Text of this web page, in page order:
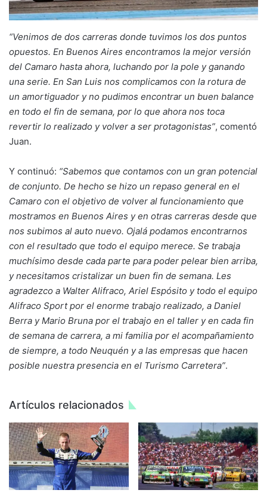
“Venimos de dos carreras donde tuvimos los dos puntos
opuestos. En Buenos Aires encontramos la mejor versión
del Camaro hasta ahora, luchando por la pole y ganando
una serie. En San Luis nos complicamos con la rotura de
un amortiguador y no pudimos encontrar un buen balance
en todo el fin de semana, por lo que ahora nos toca
revertir lo realizado y volver a ser protagonistas”, comentó
Juan.
Y continuó: “Sabemos que contamos con un gran potencial
de conjunto. De hecho se hizo un repaso general en el
Camaro con el objetivo de volver al funcionamiento que
mostramos en Buenos Aires y en otras carreras desde que
nos subimos al auto nuevo. Ojalá podamos encontrarnos
con el resultado que todo el equipo merece. Se trabaja
muchísimo desde cada parte para poder pelear bien arriba,
y necesitamos cristalizar un buen fin de semana. Les
agradezco a Walter Alifraco, Ariel Espósito y todo el equipo
Alifraco Sport por el enorme trabajo realizado, a Daniel
Berra y Mario Bruna por el trabajo en el taller y en cada fin
de semana de carrera, a mi familia por el acompañamiento
de siempre, a todo Neuquén y a las empresas que hacen
posible nuestra presencia en el Turismo Carretera”.
Artículos relacionados